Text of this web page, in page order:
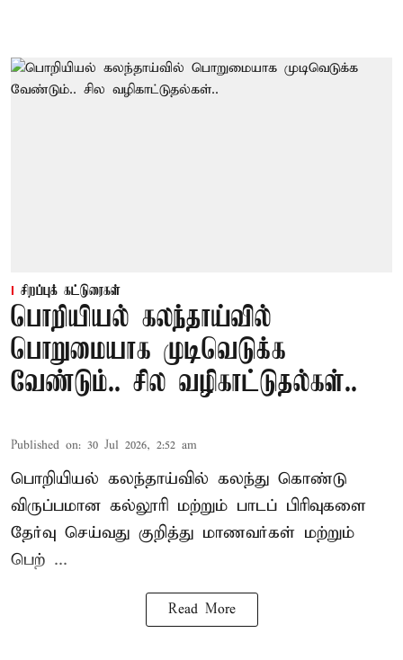
சிறப்புக் கட்டுரைகள்
பொறியியல் கலந்தாய்வில்
பொறுமையாக முடிவெடுக்க
வேண்டும்.. சில வழிகாட்டுதல்கள்..
Published on: 30 Jul 2026, 2:52 am
பொறியியல் கலந்தாய்வில் கலந்து கொண்டு
விருப்பமான கல்லூரி மற்றும் பாடப் பிரிவுகளை
தேர்வு செய்வது குறித்து மாணவர்கள் மற்றும்
பெற் ...
Read More